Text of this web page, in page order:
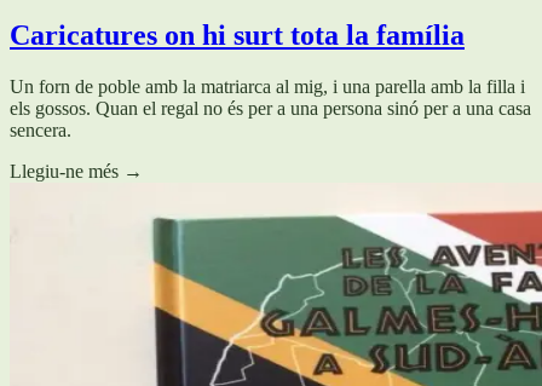
Caricatures on hi surt tota la família
Un forn de poble amb la matriarca al mig, i una parella amb la filla i
els gossos. Quan el regal no és per a una persona sinó per a una casa
sencera.
Llegiu-ne més →